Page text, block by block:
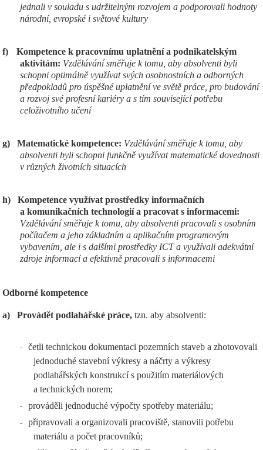
jednali v souladu s udržitelným rozvojem a podporovali hodnoty
národní, evropské i světové kultury
f)
Kompetence k pracovnímu uplatnění a podnikatelským
aktivitám: Vzdělávání směřuje k tomu, aby absolventi byli
schopni optimálně využívat svých osobnostních a odborných
předpokladů pro úspěšné uplatnění ve světě práce, pro budování
a rozvoj své profesní kariéry a s tím související potřebu
celoživotního učení
g) Matematické kompetence: Vzdělávání směřuje k tomu, aby
absolventi byli schopni funkčně využívat matematické dovednosti
v různých životních situacích
h)
Kompetence využívat prostředky informačních
a komunikačních technologií a pracovat s informacemi:
Vzdělávání směřuje k tomu, aby absolventi pracovali s osobním
počítačem a jeho základním a aplikačním programovým
vybavením, ale i s dalšími prostředky ICT a využívali adekvátní
zdroje informací a efektivně pracovali s informacemi
Odborné kompetence
a) Provádět podlahářské práce, tzn. aby absolventi:
-
četli technickou dokumentaci pozemních staveb a zhotovovali
jednoduché stavební výkresy a náčrty a výkresy
podlahářských konstrukcí s použitím materiálových
a technických norem;
- prováděli jednoduché výpočty spotřeby materiálu;
-
připravovali a organizovali pracoviště, stanovili potřebu
materiálu a počet pracovníků;